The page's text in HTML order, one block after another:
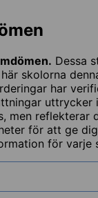
Dessa
skolorna
har
uttrycker
men reflekterar
för att ge
för varje